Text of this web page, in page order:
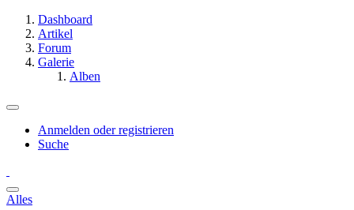
Dashboard
Artikel
Forum
Galerie
Alben
Anmelden oder registrieren
Suche
Alles